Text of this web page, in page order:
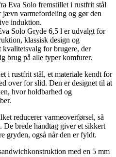
Eva Solo fremstillet i rustfrit stål
jævn varmefordeling og gør den
induktion.
Solo Gryde 6,5 l er udvalgt for
klassisk design og
for brugere, der
brug på alle typer komfurer.
i rustfrit stål, et materiale kendt for
over for slid. Den er designet til at
hvor holdbarhed og
reducerer varmeoverførsel, så
brede håndtag giver et sikkert
gryden, også når den er fyldt.
med en 5 mm